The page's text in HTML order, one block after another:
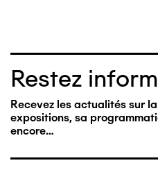
Restez
Recevez les actualités sur
expositions, sa
encore…